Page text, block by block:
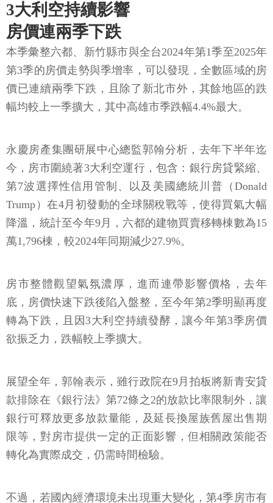
3大利空持續影響
房價連兩季下跌
本季彙整六都、新竹縣市與全台2024年第1季至2025年
第3季的房價走勢與季增率，可以發現，全數區域的房
價已連續兩季下跌，且除了新北市外，其餘地區的跌
幅均較上一季擴大，其中高雄市季跌幅4.4%最大。
永慶房產集團研展中心總監郭翰分析，去年下半年迄
今，房市圍繞著3大利空運行，包含：銀行房貸緊縮、
第7波選擇性信用管制、以及美國總統川普（Donald
Trump）在4月初發動的全球關稅戰等，使得買氣大幅
降溫，統計至今年9月，六都的建物買賣移轉棟數為15
萬1,796棟，較2024年同期減少27.9%。
房市整體觀望氣氛濃厚，進而連帶影響價格，去年
底，房價快速下跌後陷入盤整，至今年第2季明顯再度
轉為下跌，且因3大利空持續發酵，讓今年第3季房價
欲振乏力，跌幅較上季擴大。
展望全年，郭翰表示，雖行政院在9月拍板將新青安貸
款排除在《銀行法》第72條之2的放款比率限制外，讓
銀行可釋放更多放款量能，及延長換屋族舊屋出售期
限等，對房市提供一定的正面影響，但相關政策能否
轉化為實際成交，仍需時間檢驗。
不過，若國內經濟環境未出現重大變化，第4季房市有